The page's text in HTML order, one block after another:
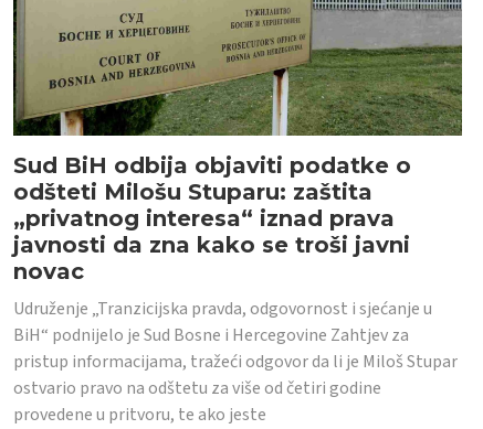
Sud BiH odbija objaviti podatke o
odšteti Milošu Stuparu: zaštita
„privatnog interesa“ iznad prava
javnosti da zna kako se troši javni
novac
Udruženje „Tranzicijska pravda, odgovornost i sjećanje u
BiH“ podnijelo je Sud Bosne i Hercegovine Zahtjev za
pristup informacijama, tražeći odgovor da li je Miloš Stupar
ostvario pravo na odštetu za više od četiri godine
provedene u pritvoru, te ako jeste